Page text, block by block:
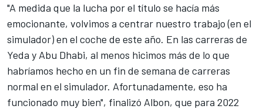
"A medida que la lucha por el título se hacía más
emocionante, volvimos a centrar nuestro trabajo (en el
simulador) en el coche de este año. En las carreras de
Yeda y Abu Dhabi, al menos hicimos más de lo que
habríamos hecho en un fin de semana de carreras
normal en el simulador. Afortunadamente, eso ha
funcionado muy bien", finalizó Albon, que para 2022